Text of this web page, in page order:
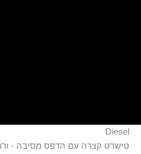
Diesel
טישרט קצרה עם הדפס מסיבה -